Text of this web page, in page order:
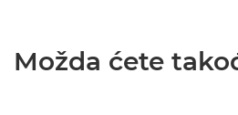
Možda ćete